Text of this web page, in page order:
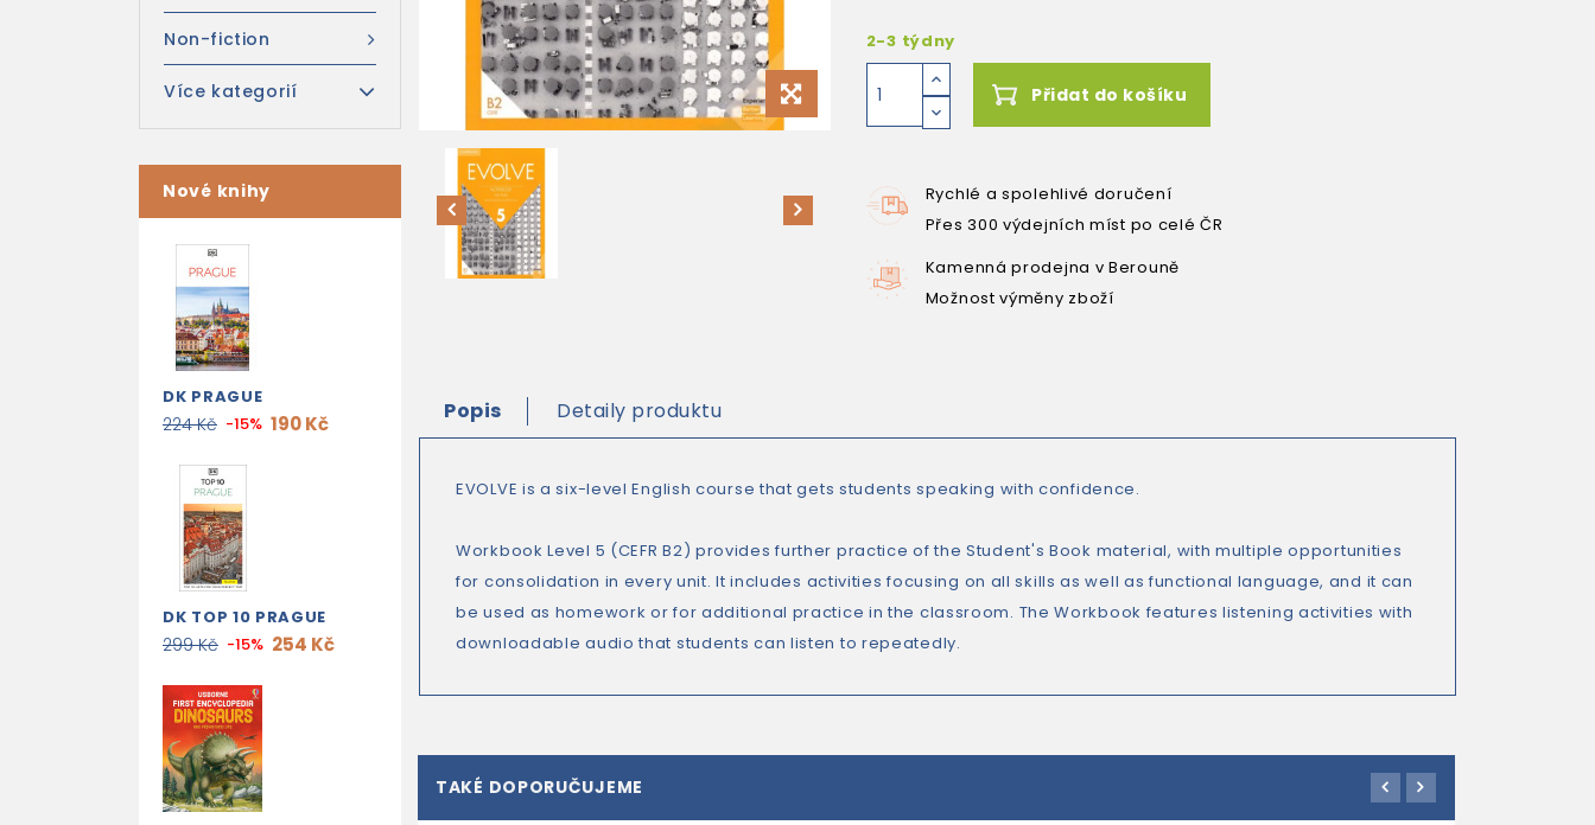
Non-fiction
Více kategorií
Nové knihy
DK PRAGUE
224 Kč -15% 190 Kč
DK TOP 10 PRAGUE
299 Kč -15% 254 Kč
2-3 týdny
Přidat do košíku
Rychlé a spolehlivé doručení
Přes 300 výdejních míst po celé ČR
Kamenná prodejna v Berouně
Možnost výměny zboží
Popis Detaily produktu
EVOLVE is a six-level English course that gets students speaking with confidence.
Workbook Level 5 (CEFR B2) provides further practice of the Student's Book material, with multiple opportunities
for consolidation in every unit. It includes activities focusing on all skills as well as functional language, and it can
be used as homework or for additional practice in the classroom. The Workbook features listening activities with
downloadable audio that students can listen to repeatedly.
TAKÉ DOPORUČUJEME